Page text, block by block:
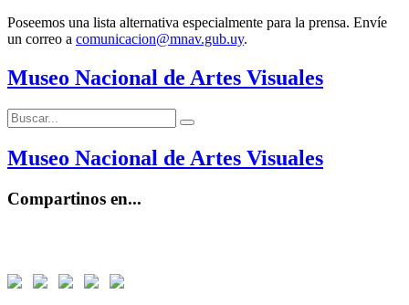
Poseemos una lista alternativa especialmente para la prensa. Envíe
un correo a comunicacion@mnav.gub.uy.
Museo Nacional de Artes Visuales
Buscar:
Buscar
Museo Nacional de Artes Visuales
Compartinos en...